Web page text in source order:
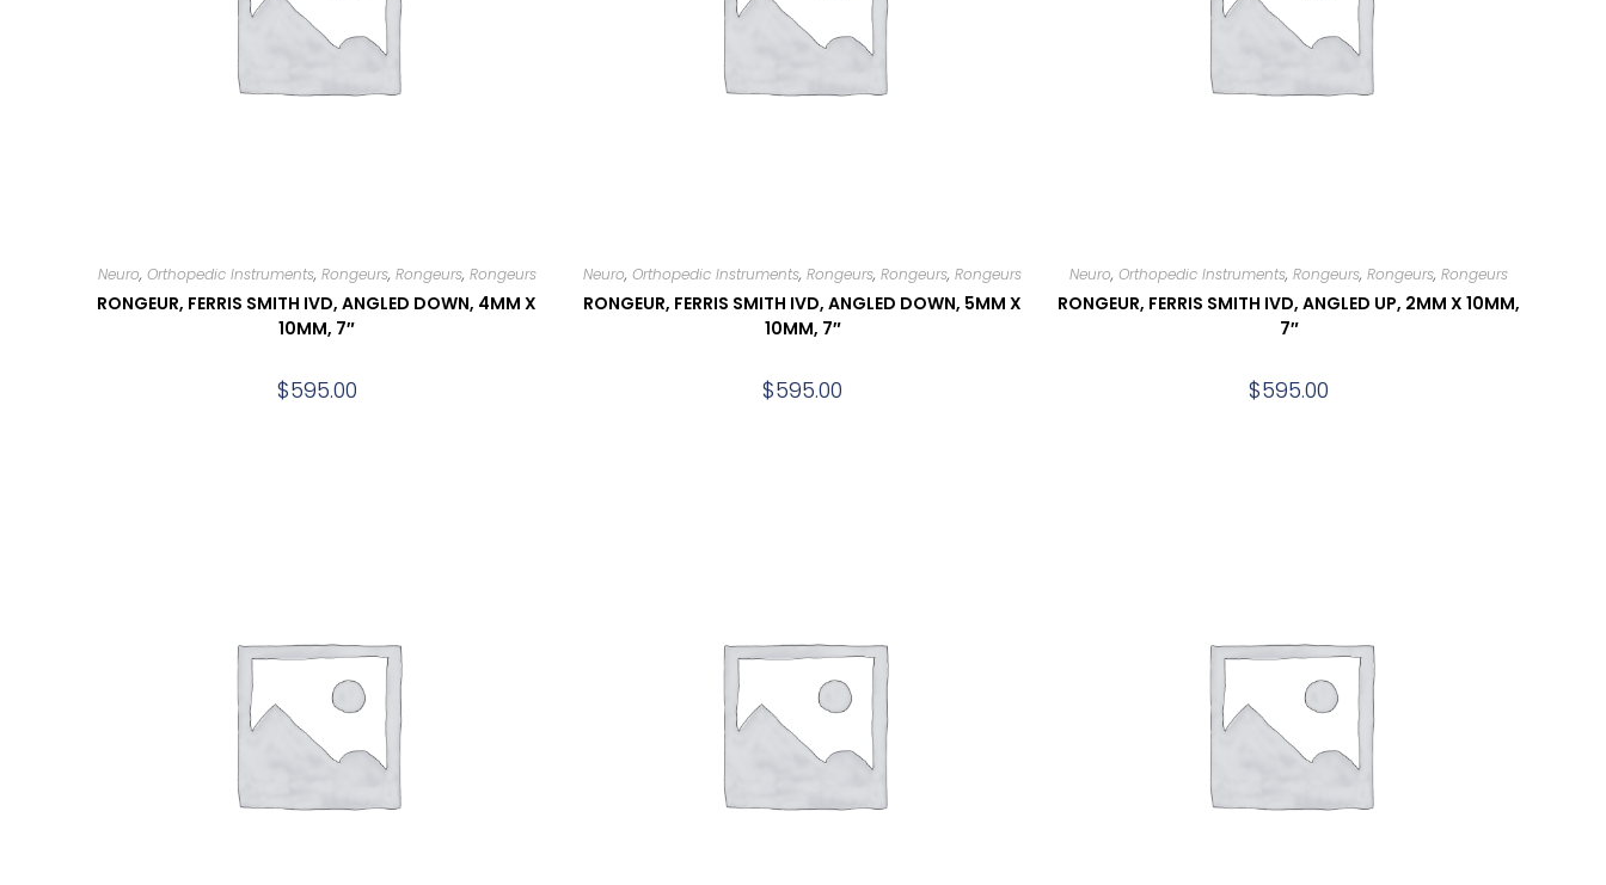
Neuro, Orthopedic Instruments, Rongeurs, Rongeurs, Rongeurs
RONGEUR, FERRIS SMITH IVD, ANGLED DOWN, 4MM X
10MM, 7″
$595.00
Neuro,Orthopedic Instruments,Rongeurs,Rongeurs,Rongeurs
RONGEUR, FERRIS SMITH IVD, ANGLED DOWN, 5MM X
10MM, 7″
$595.00
Neuro,Orthopedic Instruments,Rongeurs,Rongeurs,Rongeurs
RONGEUR, FERRIS SMITH IVD, ANGLED UP, 2MM X 10MM,
7″
$595.00